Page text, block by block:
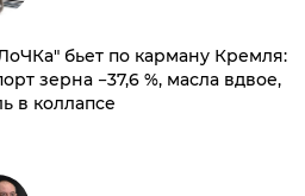
бьет по карману Кремля:
зерна −37,6 %, масла вдвое,
в коллапсе